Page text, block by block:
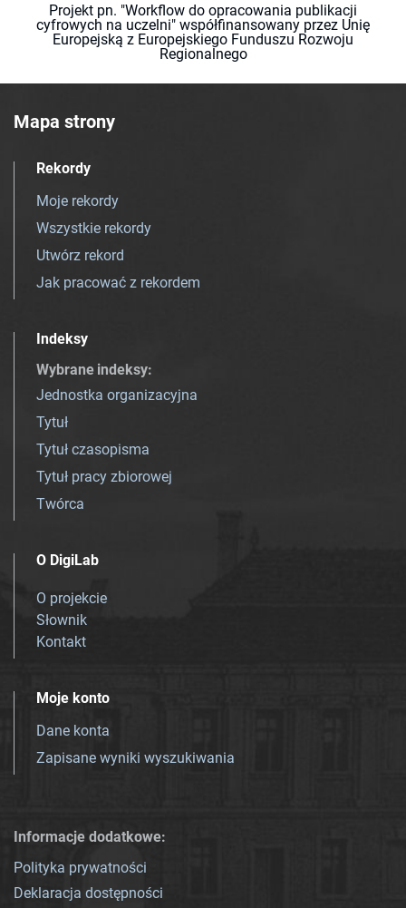
Projekt pn. "Workflow do opracowania publikacji
cyfrowych na uczelni" współfinansowany przez Unię
Europejską z Europejskiego Funduszu Rozwoju
Regionalnego
Mapa strony
Rekordy
Moje rekordy
Wszystkie rekordy
Utwórz rekord
Jak pracować z rekordem
Indeksy
Wybrane indeksy:
Jednostka organizacyjna
Tytuł
Tytuł czasopisma
Tytuł pracy zbiorowej
Twórca
O DigiLab
O projekcie
Słownik
Kontakt
Moje konto
Dane konta
Zapisane wyniki wyszukiwania
Informacje dodatkowe:
Polityka prywatności
Deklaracja dostępności